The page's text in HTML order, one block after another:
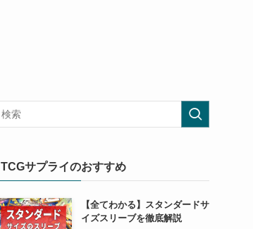
TCGサプライのおすすめ
【全てわかる】スタンダードサ
イズスリーブを徹底解説